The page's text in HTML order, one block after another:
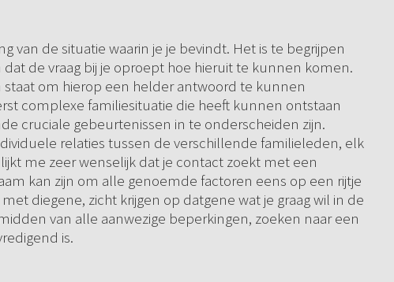
van de situatie waarin je je bevindt. Het is te begrijpen
de vraag bij je oproept hoe hieruit te kunnen komen.
staat om hierop een helder antwoord te kunnen
complexe familiesituatie die heeft kunnen ontstaan
cruciale gebeurtenissen in te onderscheiden zijn.
relaties tussen de verschillende familieleden, elk
me zeer wenselijk dat je contact zoekt met een
kan zijn om alle genoemde factoren eens op een rijtje
diegene, zicht krijgen op datgene wat je graag wil in de
van alle aanwezige beperkingen, zoeken naar een
is.